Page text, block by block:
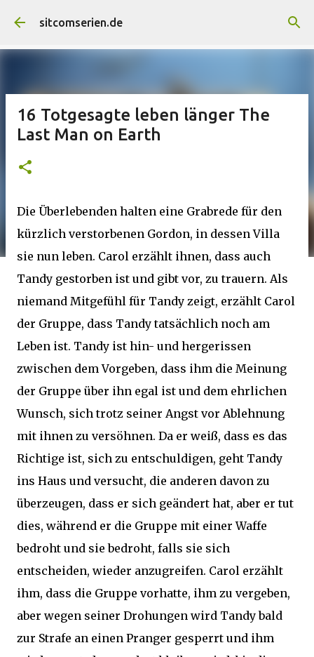
Direkt zum Hauptbereich
sitcomserien.de
16 Totgesagte leben länger The
Last Man on Earth
Die Überlebenden halten eine Grabrede für den
kürzlich verstorbenen Gordon, in dessen Villa
sie nun leben. Carol erzählt ihnen, dass auch
Tandy gestorben ist und gibt vor, zu trauern. Als
niemand Mitgefühl für Tandy zeigt, erzählt Carol
der Gruppe, dass Tandy tatsächlich noch am
Leben ist. Tandy ist hin- und hergerissen
zwischen dem Vorgeben, dass ihm die Meinung
der Gruppe über ihn egal ist und dem ehrlichen
Wunsch, sich trotz seiner Angst vor Ablehnung
mit ihnen zu versöhnen. Da er weiß, dass es das
Richtige ist, sich zu entschuldigen, geht Tandy
ins Haus und versucht, die anderen davon zu
überzeugen, dass er sich geändert hat, aber er tut
dies, während er die Gruppe mit einer Waffe
bedroht und sie bedroht, falls sie sich
entscheiden, wieder anzugreifen. Carol erzählt
ihm, dass die Gruppe vorhatte, ihm zu vergeben,
aber wegen seiner Drohungen wird Tandy bald
zur Strafe an einen Pranger gesperrt und ihm